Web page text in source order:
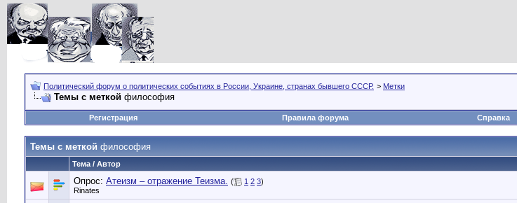
Политический форум о политических событиях в России, Украине, странах бывшего СССР. > Метки
Темы с меткой философия
Регистрация Правила форума Справка
Темы с меткой философия
Тема / Автор
Опрос: Атеизм – отражение Теизма. ( 1 2 3)
Rinates